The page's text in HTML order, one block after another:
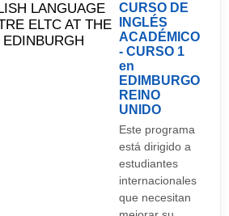
CURSO DE
INGLÉS
ACADÉMICO
- CURSO 1
en
EDIMBURGO
REINO
UNIDO
Este programa
está dirigido a
estudiantes
internacionales
que necesitan